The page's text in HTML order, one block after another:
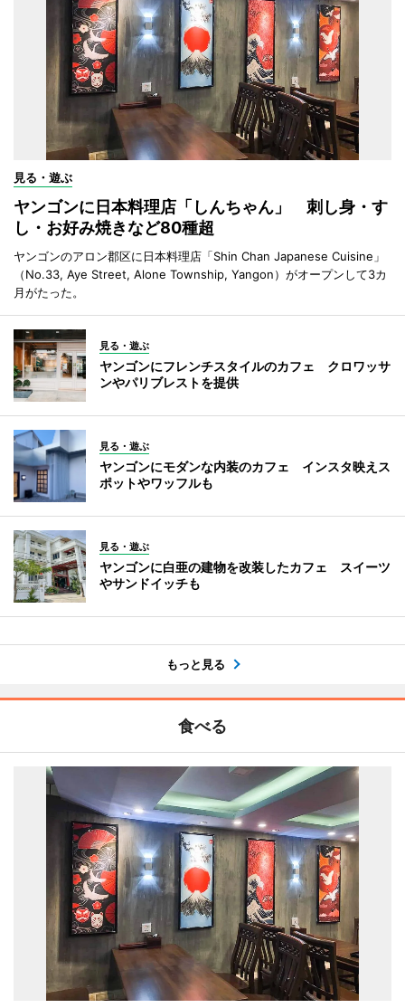
見る・遊ぶ
ヤンゴンに日本料理店「しんちゃん」 刺し身・す
し・お好み焼きなど80種超
ヤンゴンのアロン郡区に日本料理店「Shin Chan Japanese Cuisine」
（No.33, Aye Street, Alone Township, Yangon）がオープンして3カ
月がたった。
見る・遊ぶ
ヤンゴンにフレンチスタイルのカフェ クロワッサ
ンやパリブレストを提供
見る・遊ぶ
ヤンゴンにモダンな内装のカフェ インスタ映えス
ポットやワッフルも
見る・遊ぶ
ヤンゴンに白亜の建物を改装したカフェ スイーツ
やサンドイッチも
もっと見る
食べる